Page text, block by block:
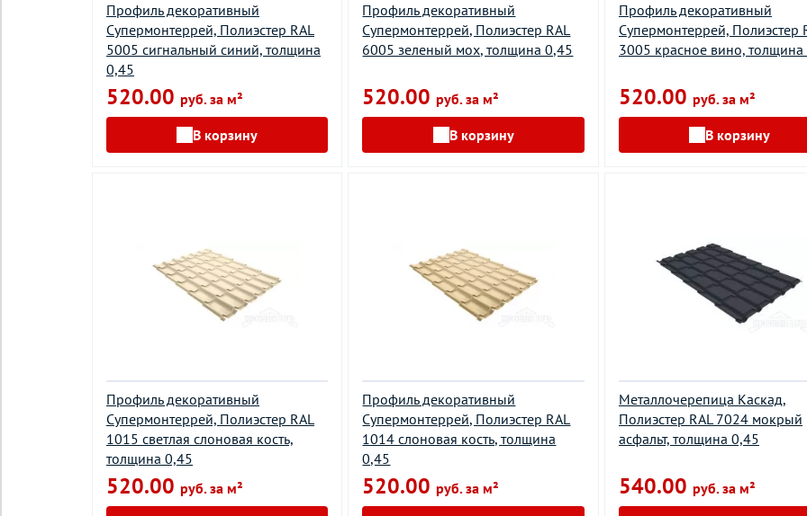
Профиль декоративный
Супермонтеррей, Полиэстер RAL
5005 сигнальный синий, толщина
0,45
520.00 руб. за м²
В корзину
Профиль декоративный
Супермонтеррей, Полиэстер RAL
6005 зеленый мох, толщина 0,45
520.00руб. за м²
В корзину
Профиль декоративный
Супермонтеррей, Полиэстер
3005 красное вино,
520.00 руб. за м²
В корзину
Профиль декоративный
Супермонтеррей, Полиэстер RAL
1015 светлая слоновая кость,
толщина 0,45
520.00 руб. за м²
Профиль декоративный
Супермонтеррей, Полиэстер RAL
1014 слоновая кость, толщина
0,45
520.00руб. за м²
Металлочерепица Каскад,
Полиэстер RAL 7024 мокрый
асфальт, толщина 0,45
540.00 руб. за м²